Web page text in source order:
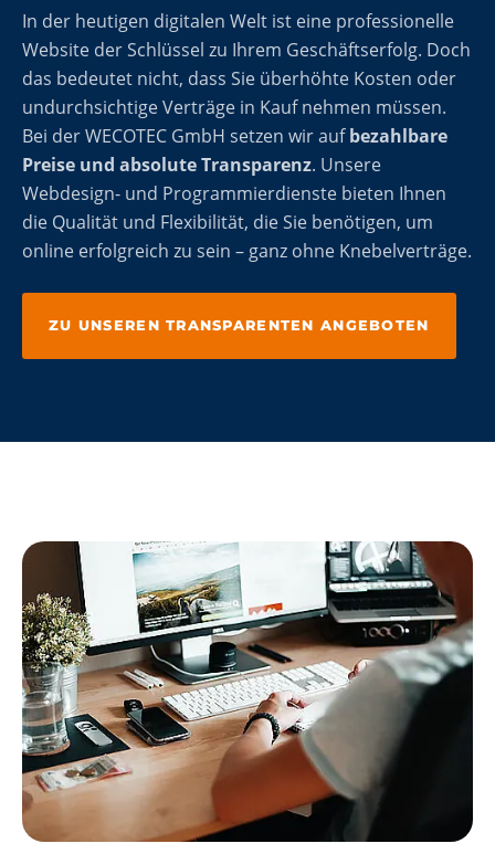
In der heutigen digitalen Welt ist eine professionelle
Website der Schlüssel zu Ihrem Geschäftserfolg. Doch
das bedeutet nicht, dass Sie überhöhte Kosten oder
undurchsichtige Verträge in Kauf nehmen müssen.
Bei der WECOTEC GmbH setzen wir aufbezahlbare
Preise und absolute Transparenz. Unsere
Webdesign- und Programmierdienste bieten Ihnen
die Qualität und Flexibilität, die Sie benötigen, um
online erfolgreich zu sein – ganz ohne Knebelverträge.
ZU UNSEREN TRANSPARENTEN ANGEBOTEN